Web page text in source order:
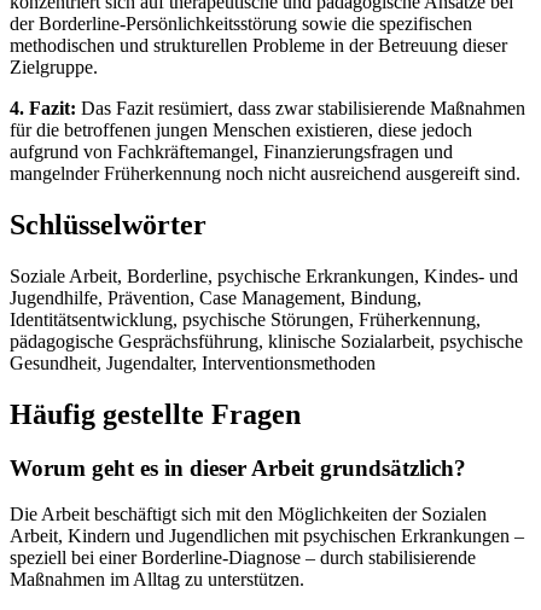
der Borderline-Persönlichkeitsstörung sowie die spezifischen
methodischen und strukturellen Probleme in der Betreuung dieser
Zielgruppe.
4. Fazit: Das Fazit resümiert, dass zwar stabilisierende Maßnahmen
für die betroffenen jungen Menschen existieren, diese jedoch
aufgrund von Fachkräftemangel, Finanzierungsfragen und
mangelnder Früherkennung noch nicht ausreichend ausgereift sind.
Schlüsselwörter
Soziale Arbeit, Borderline, psychische Erkrankungen, Kindes- und
Jugendhilfe, Prävention, Case Management, Bindung,
Identitätsentwicklung, psychische Störungen, Früherkennung,
pädagogische Gesprächsführung, klinische Sozialarbeit, psychische
Gesundheit, Jugendalter, Interventionsmethoden
Häufig gestellte Fragen
Worum geht es in dieser Arbeit grundsätzlich?
Die Arbeit beschäftigt sich mit den Möglichkeiten der Sozialen
Arbeit, Kindern und Jugendlichen mit psychischen Erkrankungen –
speziell bei einer Borderline-Diagnose – durch stabilisierende
Maßnahmen im Alltag zu unterstützen.